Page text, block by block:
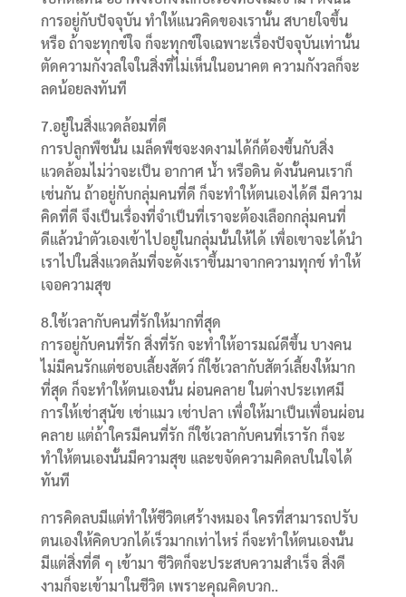
การอยู่กับปัจจุบัน ทำให้แนวคิดของเรานั้น สบายใจขึ้น
หรือ ถ้าจะทุกข์ใจ ก็จะทุกข์ใจเฉพาะเรื่องปัจจุบันเท่านั้น
ตัดความกังวลใจในสิ่งที่ไม่เห็นในอนาคต ความกังวลก็จะ
ลดน้อยลงทันที
7.อยู่ในสิ่งแวดล้อมที่ดี
การปลูกพืชนั้น เมล็ดพืชจะงดงามได้ก็ต้องขึ้นกับสิ่ง
แวดล้อมไม่ว่าจะเป็น อากาศ น้ำ หรือดิน ดังนั้นคนเราก็
เช่นกัน ถ้าอยู่กับกลุ่มคนที่ดี ก็จะทำให้ตนเองได้ดี มีความ
คิดที่ดี จึงเป็นเรื่องที่จำเป็นที่เราจะต้องเลือกกลุ่มคนที่
ดีแล้วนำตัวเองเข้าไปอยู่ในกลุ่มนั้นให้ได้ เพื่อเขาจะได้นำ
เราไปในสิ่งแวดล้มที่จะดังเราขึ้นมาจากความทุกข์ ทำให้
เจอความสุข
‍‍‍8.ใช้เวลากับคนที่รักให้มากที่สุด
การอยู่กับคนที่รัก สิ่งที่รัก จะทำให้อารมณ์ดีขึ้น บางคน
ไม่มีคนรักแต่ชอบเลี้ยงสัตว์ ก็ใช้เวลากับสัตว์เลี้ยงให้มาก
ที่สุด ก็จะทำให้ตนเองนั้น ผ่อนคลาย ในต่างประเทศมี
การให้เช่าสุนัข เช่าแมว เช่าปลา เพื่อให้มาเป็นเพื่อนผ่อน
คลาย แต่ถ้าใครมีคนที่รัก ก็ใช้เวลากับคนที่เรารัก ก็จะ
ทำให้ตนเองนั้นมีความสุข และขจัดความคิดลบในใจได้
ทันที
การคิดลบมีแต่ทำให้ชีวิตเศร้างหมอง ใครที่สามารถปรับ
ตนเองให้คิดบวกได้เร็วมากเท่าไหร่ ก็จะทำให้ตนเองนั้น
มีแต่สิ่งที่ดี ๆ เข้ามา ชีวิตก็จะประสบความสำเร็จ สิ่งดี
งามก็จะเข้ามาในชีวิต เพราะคุณคิดบวก..